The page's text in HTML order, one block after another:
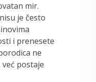
mir.
je često
i prenesete
ne
postaje